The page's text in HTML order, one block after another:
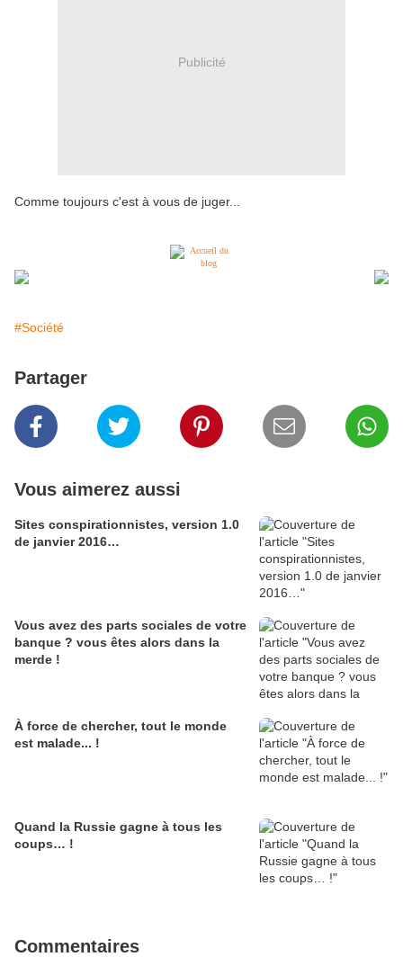
Publicité
Comme toujours c'est à vous de juger...
#Société
Partager
Vous aimerez aussi
Sites conspirationnistes, version 1.0
de janvier 2016…
Vous avez des parts sociales de votre
banque ? vous êtes alors dans la
merde !
À force de chercher, tout le monde
est malade... !
Quand la Russie gagne à tous les
coups… !
Commentaires